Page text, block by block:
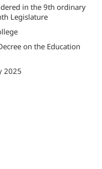
in the 9th ordinary
Legislature
on the Education
2025